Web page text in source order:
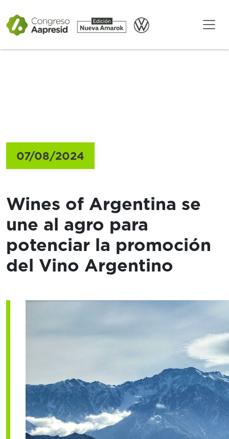
07/08/2024
Wines of Argentina se
une al agro para
potenciar la promoción
del Vino Argentino